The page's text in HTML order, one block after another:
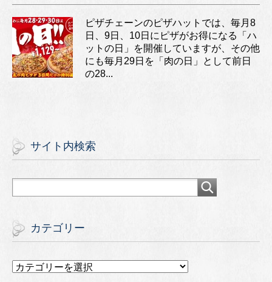
ピザチェーンのピザハットでは、毎月8
日、9日、10日にピザがお得になる「ハ
ットの日」を開催していますが、その他
にも毎月29日を「肉の日」として前日
の28...
サイト内検索
カテゴリー
カ